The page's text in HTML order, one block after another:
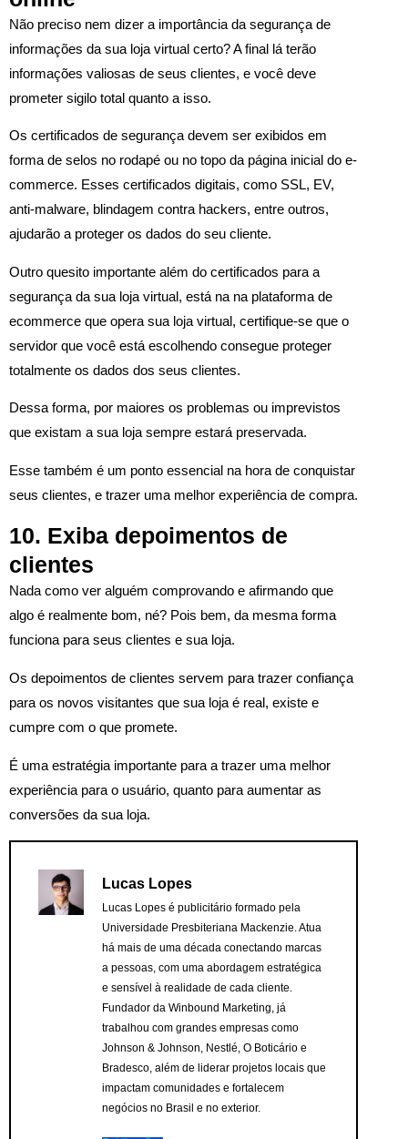
Não preciso nem dizer a importância da segurança de
informações da sua loja virtual certo? A final lá terão
informações valiosas de seus clientes, e você deve
prometer sigilo total quanto a isso.
Os certificados de segurança devem ser exibidos em
forma de selos no rodapé ou no topo da página inicial do e-
commerce. Esses certificados digitais, como SSL, EV,
anti-malware, blindagem contra hackers, entre outros,
ajudarão a proteger os dados do seu cliente.
Outro quesito importante além do certificados para a
segurança da sua loja virtual, está na na plataforma de
ecommerce que opera sua loja virtual, certifique-se que o
servidor que você está escolhendo consegue proteger
totalmente os dados dos seus clientes.
Dessa forma, por maiores os problemas ou imprevistos
que existam a sua loja sempre estará preservada.
Esse também é um ponto essencial na hora de conquistar
seus clientes, e trazer uma melhor experiência de compra.
10. Exiba depoimentos de
clientes
Nada como ver alguém comprovando e afirmando que
algo é realmente bom, né? Pois bem, da mesma forma
funciona para seus clientes e sua loja.
Os depoimentos de clientes servem para trazer confiança
para os novos visitantes que sua loja é real, existe e
cumpre com o que promete.
É uma estratégia importante para a trazer uma melhor
experiência para o usuário, quanto para aumentar as
conversões da sua loja.
Lucas Lopes
Lucas Lopes é publicitário formado pela
Universidade Presbiteriana Mackenzie. Atua
há mais de uma década conectando marcas
a pessoas, com uma abordagem estratégica
e sensível à realidade de cada cliente.
Fundador da Winbound Marketing, já
trabalhou com grandes empresas como
Johnson & Johnson, Nestlé, O Boticário e
Bradesco, além de liderar projetos locais que
impactam comunidades e fortalecem
negócios no Brasil e no exterior.